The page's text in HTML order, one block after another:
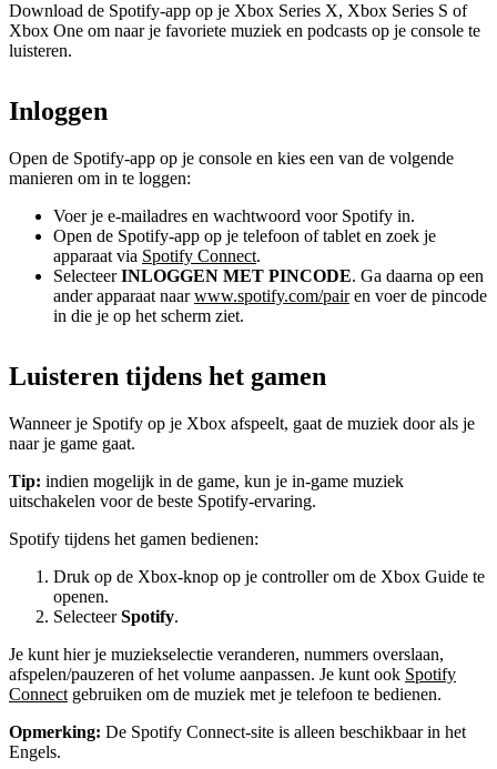
Download de Spotify-app op je Xbox Series X, Xbox Series S of
Xbox One om naar je favoriete muziek en podcasts op je console te
luisteren.
Inloggen
Open de Spotify-app op je console en kies een van de volgende
manieren om in te loggen:
Voer je e-mailadres en wachtwoord voor Spotify in.
Open de Spotify-app op je telefoon of tablet en zoek je
apparaat via Spotify Connect.
SelecteerINLOGGEN MET PINCODE. Ga daarna op een
ander apparaat naarwww.spotify.com/pairen voer de pincode
in die je op het scherm ziet.
Luisteren tijdens het gamen
Wanneer je Spotify op je Xbox afspeelt, gaat de muziek door als je
naar je game gaat.
Tip: indien mogelijk in de game, kun je in-game muziek
uitschakelen voor de beste Spotify-ervaring.
Spotify tijdens het gamen bedienen:
Druk op de Xbox-knop op je controller om de Xbox Guide te
openen.
SelecteerSpotify.
Je kunt hier je muziekselectie veranderen, nummers overslaan,
afspelen/pauzeren of het volume aanpassen. Je kunt ook Spotify
Connect gebruiken om de muziek met je telefoon te bedienen.
Opmerking: De Spotify Connect-site is alleen beschikbaar in het
Engels.